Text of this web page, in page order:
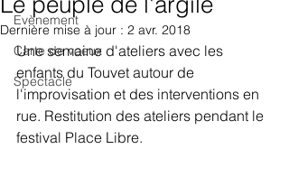
Evènement
Carte de voeux
Spectacle
Dernière mise à jour : 2 avr. 2018
Une semaine d'ateliers avec les
enfants du Touvet autour de
l'improvisation et des interventions en
rue. Restitution des ateliers pendant le
festival Place Libre.